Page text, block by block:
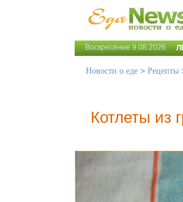
Воскресение 9.08.2026
Новости о еде > Рецепты
Котлеты из